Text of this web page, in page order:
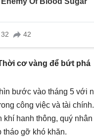
cơ vàng để bứt phá
bước vào tháng 5 với
công việc và tài
khí hanh thông, quý nhân
tháo gỡ khó khăn.